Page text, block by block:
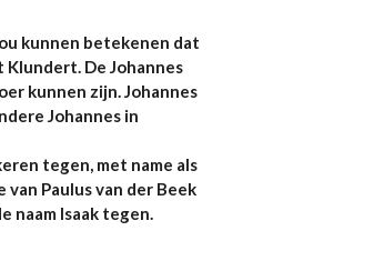
kunnen betekenen dat
Klundert. De Johannes
kunnen zijn. Johannes
Johannes in
tegen, met name als
Paulus van der Beek
naam Isaak tegen.